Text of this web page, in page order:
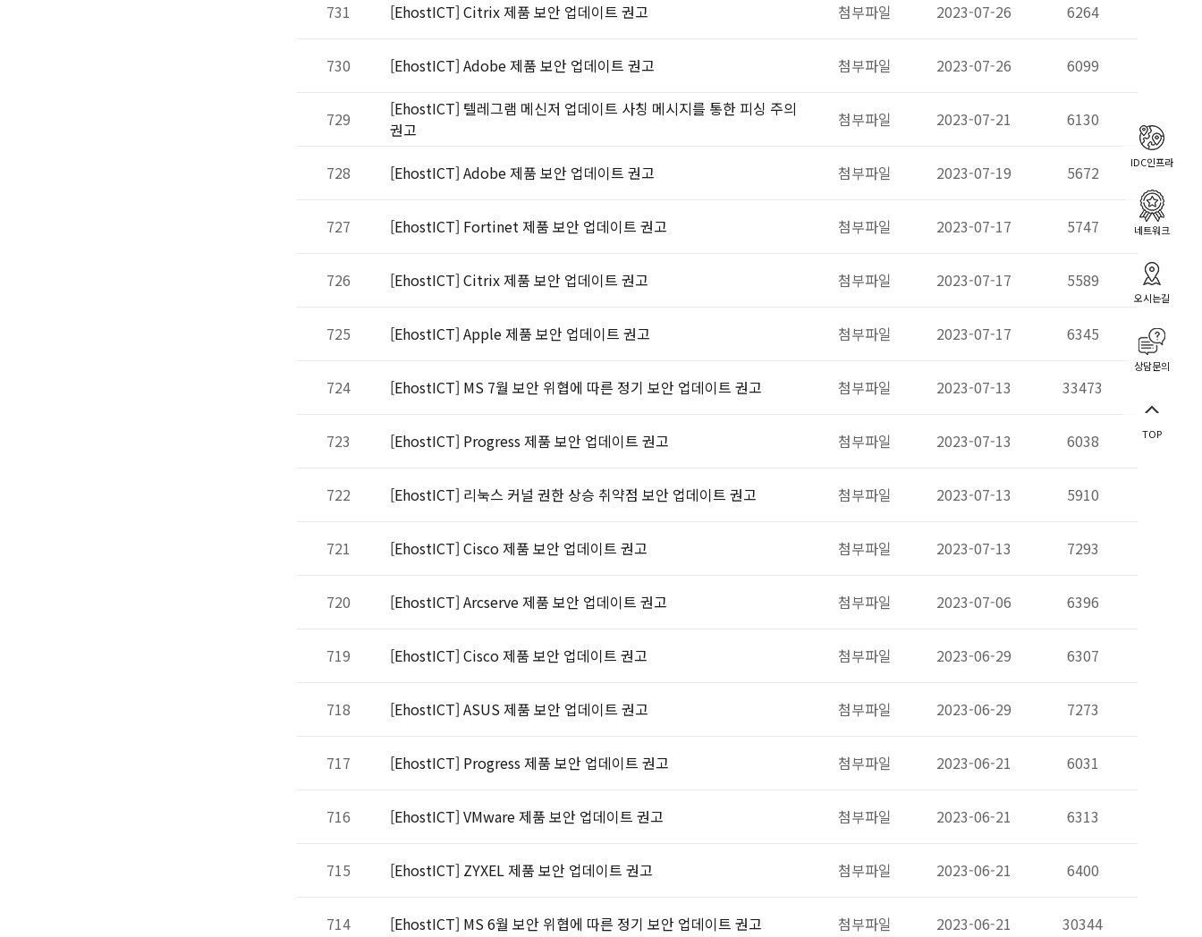
731 [EhostICT] Citrix 제품 보안 업데이트 권고 첨부파일 2023-07-26 6264
730 [EhostICT] Adobe 제품 보안 업데이트 권고 첨부파일 2023-07-26 6099
729
[EhostICT] 텔레그램 메신저 업데이트 사칭 메시지를 통한 피싱 주의
권고
첨부파일 2023-07-21 6130
728 [EhostICT] Adobe 제품 보안 업데이트 권고 첨부파일 2023-07-19 5672
727 [EhostICT] Fortinet 제품 보안 업데이트 권고 첨부파일 2023-07-17 5747
726 [EhostICT] Citrix 제품 보안 업데이트 권고 첨부파일 2023-07-17 5589
725 [EhostICT] Apple 제품 보안 업데이트 권고 첨부파일 2023-07-17 6345
724 [EhostICT] MS 7월 보안 위협에 따른 정기 보안 업데이트 권고 첨부파일 2023-07-13 33473
723 [EhostICT] Progress 제품 보안 업데이트 권고 첨부파일 2023-07-13 6038
722 [EhostICT] 리눅스 커널 권한 상승 취약점 보안 업데이트 권고 첨부파일 2023-07-13 5910
721 [EhostICT] Cisco 제품 보안 업데이트 권고 첨부파일 2023-07-13 7293
720 [EhostICT] Arcserve 제품 보안 업데이트 권고 첨부파일 2023-07-06 6396
719 [EhostICT] Cisco 제품 보안 업데이트 권고 첨부파일 2023-06-29 6307
718 [EhostICT] ASUS 제품 보안 업데이트 권고 첨부파일 2023-06-29 7273
717 [EhostICT] Progress 제품 보안 업데이트 권고 첨부파일 2023-06-21 6031
716 [EhostICT] VMware 제품 보안 업데이트 권고 첨부파일 2023-06-21 6313
715 [EhostICT] ZYXEL 제품 보안 업데이트 권고 첨부파일 2023-06-21 6400
714 [EhostICT] MS 6월 보안 위협에 따른 정기 보안 업데이트 권고 첨부파일 2023-06-21 30344
IDC인프라
네트워크
오시는길
상담문의
TOP